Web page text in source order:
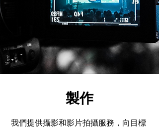
製作
我們提供攝影和影片拍攝服務，向目標